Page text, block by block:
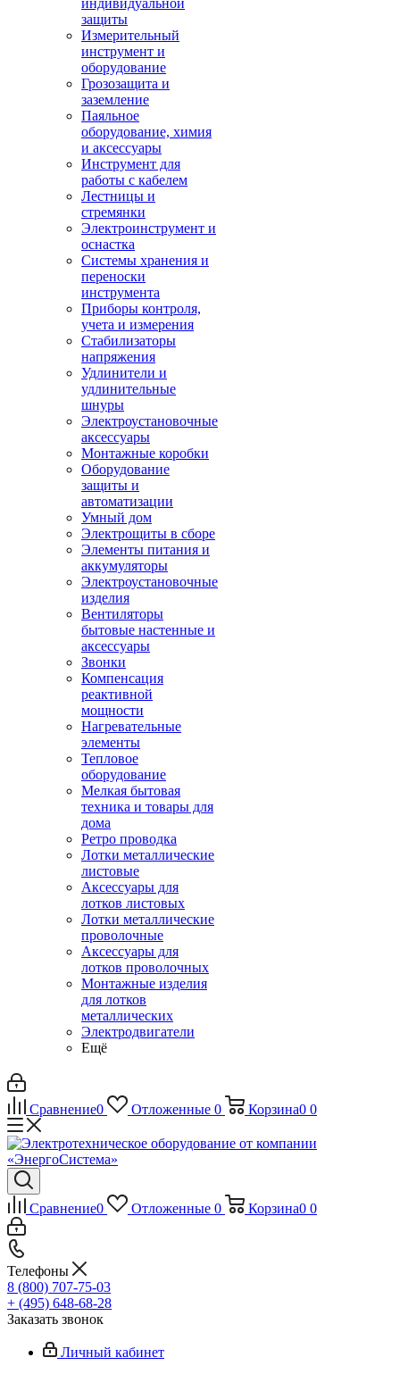
индивидуальной
защиты
Измерительный
инструмент и
оборудование
Грозозащита и
заземление
Паяльное
оборудование, химия
и аксессуары
Инструмент для
работы с кабелем
Лестницы и
стремянки
Электроинструмент и
оснастка
Системы хранения и
переноски
инструмента
Приборы контроля,
учета и измерения
Стабилизаторы
напряжения
Удлинители и
удлинительные
шнуры
Электроустановочные
аксессуары
Монтажные коробки
Оборудование
защиты и
автоматизации
Умный дом
Электрощиты в сборе
Элементы питания и
аккумуляторы
Электроустановочные
изделия
Вентиляторы
бытовые настенные и
аксессуары
Звонки
Компенсация
реактивной
мощности
Нагревательные
элементы
Тепловое
оборудование
Мелкая бытовая
техника и товары для
дома
Ретро проводка
Лотки металлические
листовые
Аксессуары для
лотков листовых
Лотки металлические
проволочные
Аксессуары для
лотков проволочных
Монтажные изделия
для лотков
металлических
Электродвигатели
Ещё
Сравнение0 Отложенные 0 Корзина0 0
Сравнение0 Отложенные 0 Корзина0 0
Телефоны
8 (800) 707-75-03
+ (495) 648-68-28
Заказать звонок
Личный кабинет